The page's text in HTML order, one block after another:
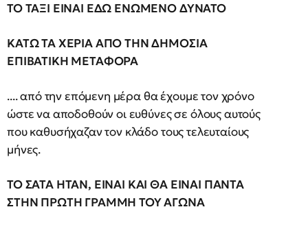
ΤΟ ΤΑΞΙ ΕΙΝΑΙ ΕΔΩ ΕΝΩΜΕΝΟ ΔΥΝΑΤΟ
ΚΑΤΩ ΤΑ ΧΕΡΙΑ ΑΠΟ ΤΗΝ ΔΗΜΟΣΙΑ
ΕΠΙΒΑΤΙΚΗ ΜΕΤΑΦΟΡΑ
.... από την επόμενη μέρα θα έχουμε τον χρόνο
ώστε να αποδοθούν οι ευθύνες σε όλους αυτούς
που καθυσήχαζαν τον κλάδο τους τελευταίους
μήνες.
ΤΟ ΣΑΤΑ ΗΤΑΝ, ΕΙΝΑΙ ΚΑΙ ΘΑ ΕΙΝΑΙ ΠΑΝΤΑ
ΣΤΗΝ ΠΡΩΤΗ ΓΡΑΜΜΗ ΤΟΥ ΑΓΩΝΑ